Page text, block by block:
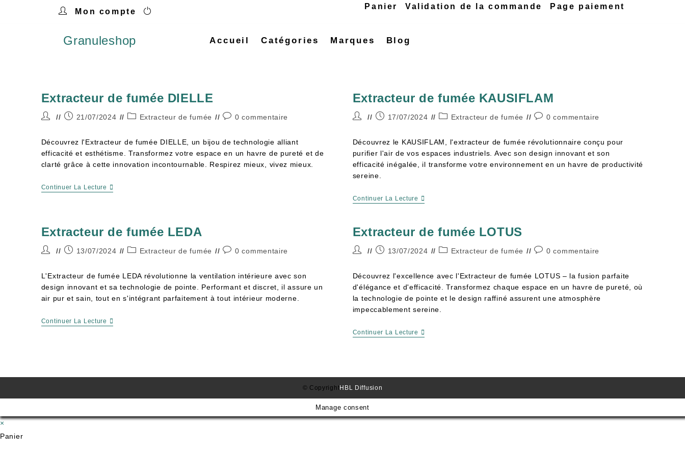
Panier Validation de la commande Page paiement
Mon compte
Granuleshop Accueil Catégories Marques Blog
Extracteur de fumée DIELLE
21/07/2024 Extracteur de fumée 0 commentaire
Découvrez l'Extracteur de fumée DIELLE, un bijou de technologie alliant
efficacité et esthétisme. Transformez votre espace en un havre de pureté et de
clarté grâce à cette innovation incontournable. Respirez mieux, vivez mieux.
Continuer La Lecture
Extracteur de fumée KAUSIFLAM
17/07/2024 Extracteur de fumée 0 commentaire
Découvrez le KAUSIFLAM, l'extracteur de fumée révolutionnaire conçu pour
purifier l'air de vos espaces industriels. Avec son design innovant et son
efficacité inégalée, il transforme votre environnement en un havre de productivité
sereine.
Continuer La Lecture
Extracteur de fumée LEDA
13/07/2024 Extracteur de fumée 0 commentaire
L'Extracteur de fumée LEDA révolutionne la ventilation intérieure avec son
design innovant et sa technologie de pointe. Performant et discret, il assure un
air pur et sain, tout en s'intégrant parfaitement à tout intérieur moderne.
Continuer La Lecture
Extracteur de fumée LOTUS
13/07/2024 Extracteur de fumée 0 commentaire
Découvrez l'excellence avec l'Extracteur de fumée LOTUS – la fusion parfaite
d'élégance et d'efficacité. Transformez chaque espace en un havre de pureté, où
la technologie de pointe et le design raffiné assurent une atmosphère
impeccablement sereine.
Continuer La Lecture
© CopyrightHBL Diffusion
Manage consent
×
Panier